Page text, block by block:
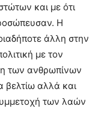
και με ότι
Η
άλλη στην
με τον
των ανθρωπίνων
βελτίω αλλά και
των λαών